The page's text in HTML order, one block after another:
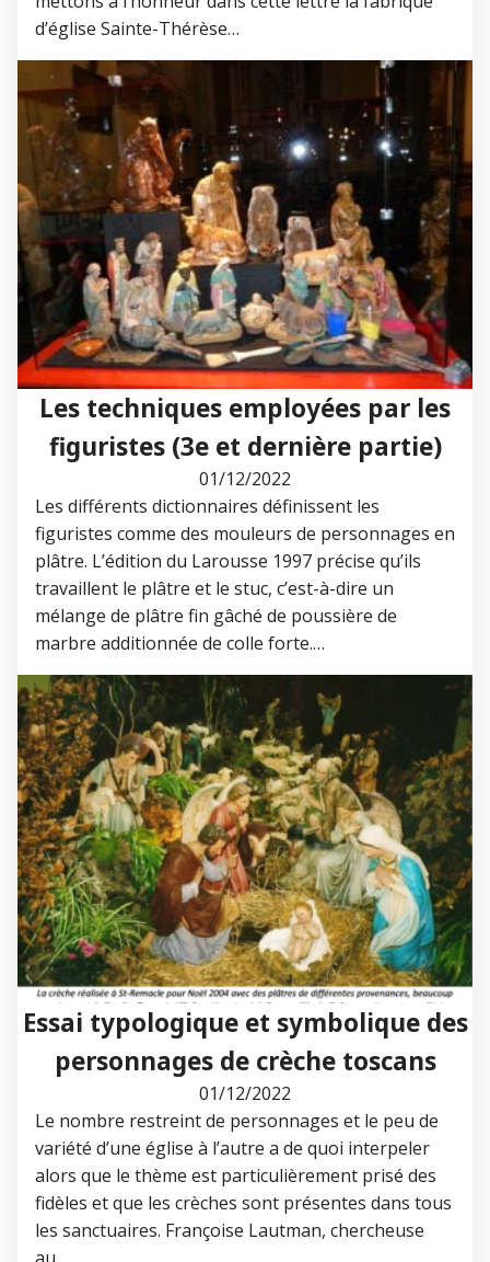
d’église Sainte-Thérèse…
Les techniques employées par les
figuristes (3e et dernière partie)
01/12/2022
Les différents dictionnaires définissent les
figuristes comme des mouleurs de personnages en
plâtre. L’édition du Larousse 1997 précise qu’ils
travaillent le plâtre et le stuc, c’est-à-dire un
mélange de plâtre fin gâché de poussière de
marbre additionnée de colle forte.…
Essai typologique et symbolique des
personnages de crèche toscans
01/12/2022
Le nombre restreint de personnages et le peu de
variété d’une église à l’autre a de quoi interpeler
alors que le thème est particulièrement prisé des
fidèles et que les crèches sont présentes dans tous
les sanctuaires. Françoise Lautman, chercheuse